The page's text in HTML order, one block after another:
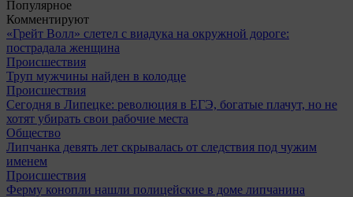
Популярное
Комментируют
«Грейт Волл» слетел с виадука на окружной дороге:
пострадала женщина
Происшествия
Труп мужчины найден в колодце
Происшествия
Сегодня в Липецке: революция в ЕГЭ, богатые плачут, но не
хотят убирать свои рабочие места
Общество
Липчанка девять лет скрывалась от следствия под чужим
именем
Происшествия
Ферму конопли нашли полицейские в доме липчанина